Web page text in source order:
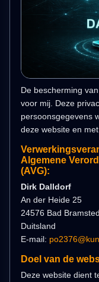
De bescherming
voor mij. Deze
persoonsgegevens
deze website en met
Algemene
(AVG):
Dirk Dalldorf
An der Heide 25
24576 Bad
Duitsland
E-mail:
Doel van de
Deze website dient